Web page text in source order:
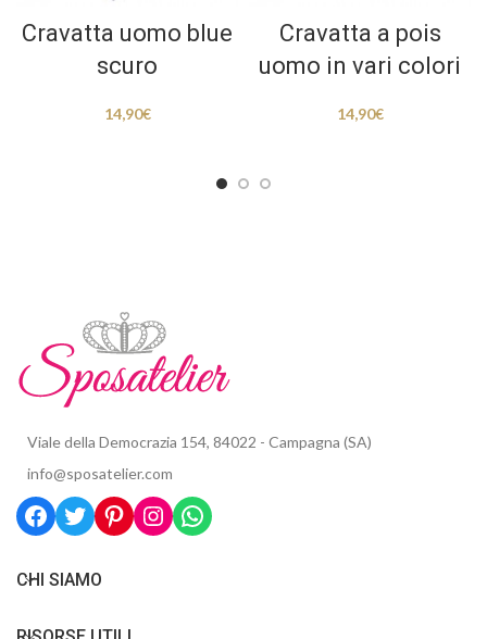
Cravatta uomo blue
scuro
14,90€
Cravatta a pois
uomo in vari colori
14,90€
Viale della Democrazia 154, 84022 - Campagna (SA)
info@sposatelier.com
CHI SIAMO